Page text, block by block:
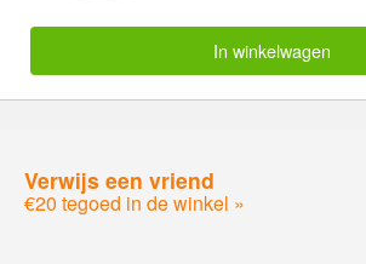
In winkelwagen
Verwijs een vriend
€20 tegoed in de winkel »